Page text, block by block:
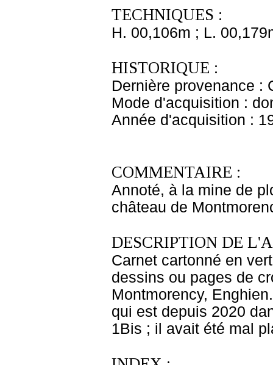
TECHNIQUES :
H. 00,106m ; L.
HISTORIQUE :
Dernière provenance :
Mode d'acquisition :
Année d'acquisition :
COMMENTAIRE :
Annoté, à la mine de
château de
DESCRIPTION DE
Carnet cartonné en
dessins ou pages de
Montmorency,
qui est depuis 2020
1Bis ; il avait été mal